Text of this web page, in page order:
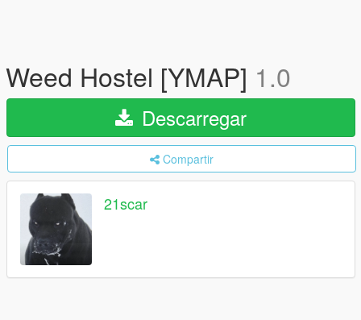
Weed Hostel [YMAP] 1.0
Descarregar
Compartir
21scar